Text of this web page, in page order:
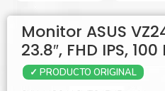
Monitor ASUS
23.8″, FHD IPS, 100
✓ PRODUCTO ORIGINAL